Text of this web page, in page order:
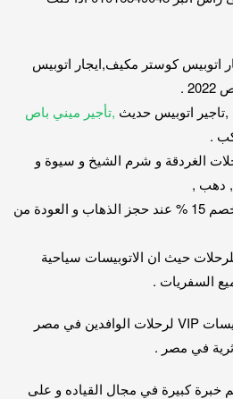
اتوبيس كوستر مكيف,ايجار اتوبيس
.
اتوبيس حديث ,تأجير ميني باص
28 راكب لرحلات الغردقة و شرم الشيخ و سيوة و
, دهب ,
مرسى مطروح , و استمتع بخصم 15 % عند حجز الذهاب و العودة من
حيث ان الاتوبيسات سياحية
السفريات .
بالتالي احجز معانا افخم اتوبيسات VIP لرحلات الوافدين في مصر
في مصر .
خبرة كبيرة في مجال القياده و على